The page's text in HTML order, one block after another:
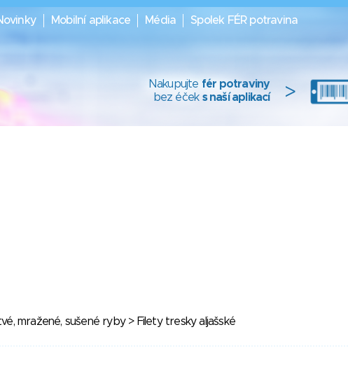
Mobilní aplikace Média Spolek FÉR potravina
Nakupujte fér potraviny
bez éček s naší aplikací >
mražené, sušené ryby> Filety tresky aljašské